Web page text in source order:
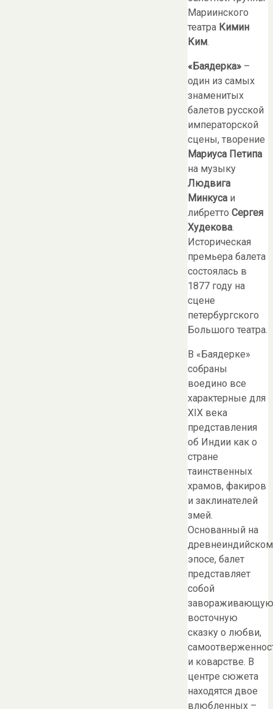
Мариинского
театра Кимин
Ким.
«Баядерка» –
один из самых
знаменитых
балетов русской
императорской
сцены, творение
Мариуса Петипа
на музыку
Людвига
Минкуса и
либретто Сергея
Худекова.
Историческая
премьера балета
состоялась в
1877 году на
сцене
петербургского
Большого театра.
В «Баядерке»
собраны
воедино все
характерные для
XIX века
представления
об Индии как о
стране
таинственных
храмов, факиров
и заклинателей
змей.
Основанный на
древнеиндийском
эпосе, балет
представляет
собой
завораживающую
восточную
сказку о любви,
и коварстве. В
центре сюжета
находятся двое
влюбленных –